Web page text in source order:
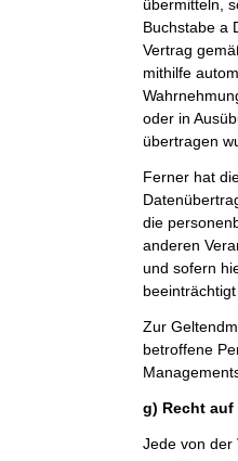
übermitteln,
Buchstabe a
Vertrag
mithilfe
oder in
übertragen
Ferner hat
die
anderen
und sofern
beeinträchtigt
Zur
betroffene
g) Recht auf
Jede von der